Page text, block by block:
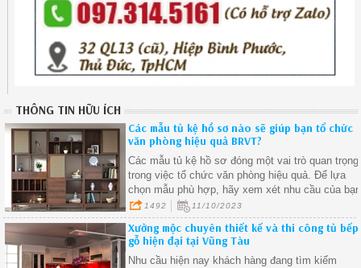
THÔNG TIN HỮU ÍCH
Các mẫu tủ kệ hồ sơ nào sẽ giúp bạn tổ chức
văn phòng hiệu quả BRVT?
Các mẫu tủ kệ hồ sơ đóng một vai trò quan trọng
trong việc tổ chức văn phòng hiệu quả. Để lựa
chọn mẫu phù hợp, hãy xem xét nhu cầu của bạn
về không gian, tổ chức, bảo mật và thẩm mỹ.
1492 11/10/2023
Xưởng mộc chuyên thiết kế và thi công tủ bếp
gỗ hiện đại tại Vũng Tàu
Nhu cầu hiện nay khách hàng đang tìm kiếm